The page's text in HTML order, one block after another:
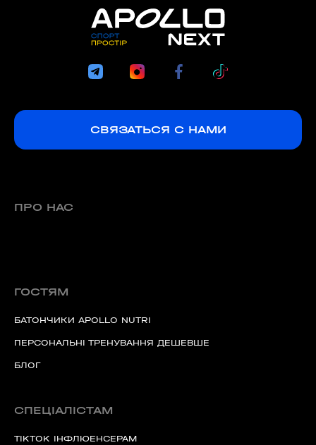
СВЯЗАТЬСЯ С НАМИ
ПРО НАС
ГОСТЯМ
БАТОНЧИКИ APOLLO NUTRI
ПЕРСОНАЛЬНІ ТРЕНУВАННЯ ДЕШЕВШЕ
БЛОГ
СПЕЦІАЛІСТАМ
TIKTOK ІНФЛЮЕНСЕРАМ